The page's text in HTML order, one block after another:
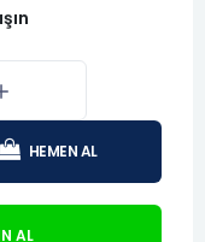
HEMEN AL
AL